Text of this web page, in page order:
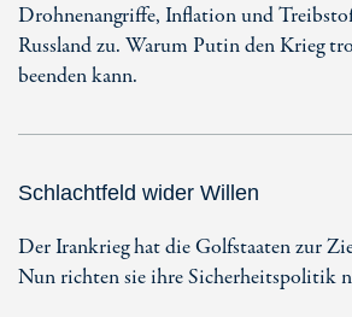
Drohnenangriffe, Inflation und
Russland zu. Warum Putin den Krieg
beenden kann.
Schlachtfeld wider Willen
Der Irankrieg hat die Golfstaaten zur
Nun richten sie ihre Sicherheitspolitik